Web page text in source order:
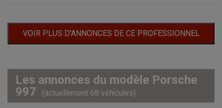
VOIR PLUS D'ANNONCES DE CE PROFESSIONNEL
Les annonces du modèle Porsche
997
(actuellement 68 véhicules)